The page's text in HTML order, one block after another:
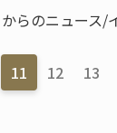
らのニュース/
11 12 13